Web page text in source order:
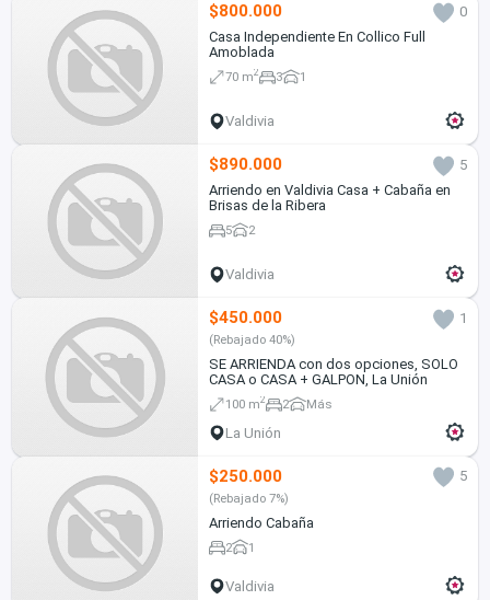
$800.000
0
Casa Independiente En Collico Full
Amoblada
70 m2 3 1
Valdivia
$890.000
5
Arriendo en Valdivia Casa + Cabaña en
Brisas de la Ribera
5 2
Valdivia
$450.000 1
(Rebajado 40%)
SE ARRIENDA con dos opciones, SOLO
CASA o CASA + GALPON, La Unión
100 m2 2 Más
La Unión
$250.000 5
(Rebajado 7%)
Arriendo Cabaña
2 1
Valdivia